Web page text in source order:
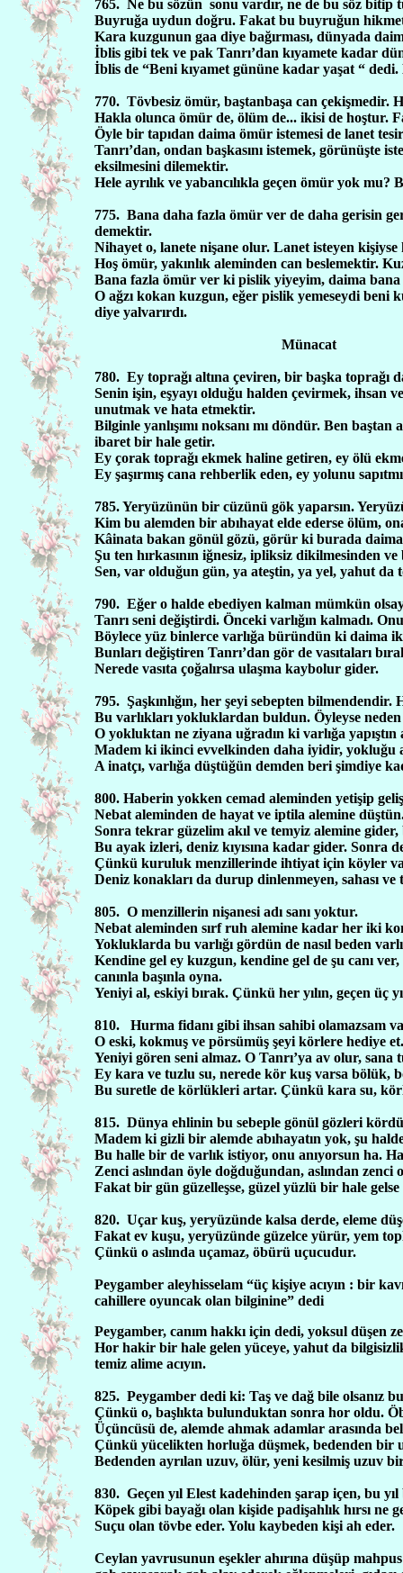
765. Ne bu sözün sonu vardır, ne de bu söz
Buyruğa uydun doğru. Fakat bu buyruğun
Kara kuzgunun gaa diye bağırması, dünyada
İblis gibi tek ve pak Tanrı’dan kıyamete kadar
İblis de “Beni kıyamet gününe kadar yaşat “
770. Tövbesiz ömür, baştanbaşa can çekişmedir.
Hakla olunca ömür de, ölüm de... ikisi de hoştur.
Öyle bir tapıdan daima ömür istemesi de lanet
Tanrı’dan, ondan başkasını istemek, görünüşte
eksilmesini dilemektir.
Hele ayrılık ve yabancılıkla geçen ömür yok
775. Bana daha fazla ömür ver de daha gerisin
demektir.
Nihayet o, lanete nişane olur. Lanet isteyen
Hoş ömür, yakınlık aleminden can beslemektir.
Bana fazla ömür ver ki pislik yiyeyim, daima
O ağzı kokan kuzgun, eğer pislik yemeseydi
diye yalvarırdı.
Münacat
780. Ey toprağı altına çeviren, bir başka toprağı
Senin işin, eşyayı olduğu halden çevirmek, ihsan
unutmak ve hata etmektir.
Bilginle yanlışımı noksanı mı döndür. Ben
ibaret bir hale getir.
Ey çorak toprağı ekmek haline getiren, ey ölü
Ey şaşırmış cana rehberlik eden, ey yolunu
785. Yeryüzünün bir cüzünü gök yaparsın.
Kim bu alemden bir abıhayat elde ederse ölüm,
Kâinata bakan gönül gözü, görür ki burada
Şu ten hırkasının iğnesiz, ipliksiz dikilmesinden
Sen, var olduğun gün, ya ateştin, ya yel, yahut da
790. Eğer o halde ebediyen kalman mümkün
Tanrı seni değiştirdi. Önceki varlığın kalmadı.
Böylece yüz binlerce varlığa büründün ki daima
Bunları değiştiren Tanrı’dan gör de vasıtaları
Nerede vasıta çoğalırsa ulaşma kaybolur gider.
795. Şaşkınlığın, her şeyi sebepten
Bu varlıkları yokluklardan buldun. Öyleyse
O yokluktan ne ziyana uğradın ki varlığa yapıştın
Madem ki ikinci evvelkinden daha iyidir, yokluğu
A inatçı, varlığa düştüğün demden beri şimdiye
800. Haberin yokken cemad aleminden yetişip
Nebat aleminden de hayat ve iptila alemine
Sonra tekrar güzelim akıl ve temyiz alemine
Bu ayak izleri, deniz kıyısına kadar gider. Sonra
Çünkü kuruluk menzillerinde ihtiyat için köyler
Deniz konakları da durup dinlenmeyen, sahası
805. O menzillerin nişanesi adı sanı yoktur.
Nebat aleminden sırf ruh alemine kadar her iki
Yokluklarda bu varlığı gördün de nasıl beden
Kendine gel ey kuzgun, kendine gel de şu canı
canınla başınla oyna.
Yeniyi al, eskiyi bırak. Çünkü her yılın, geçen üç
810.
Hurma fidanı gibi ihsan sahibi olamazsam
O eski, kokmuş ve pörsümüş şeyi körlere hediye et.
Yeniyi gören seni almaz. O Tanrı’ya av olur, sana
Ey kara ve tuzlu su, nerede kör kuş varsa bölük,
Bu suretle de körlükleri artar. Çünkü kara su,
815. Dünya ehlinin bu sebeple gönül gözleri
Madem ki gizli bir alemde abıhayatın yok, şu
Bu halle bir de varlık istiyor, onu anıyorsun ha.
Zenci aslından öyle doğduğundan, aslından
Fakat bir gün güzelleşse, güzel yüzlü bir hale
820. Uçar kuş, yeryüzünde kalsa derde, eleme
Fakat ev kuşu, yeryüzünde güzelce yürür, yem
Çünkü o aslında uçamaz, öbürü uçucudur.
Peygamber aleyhisselam “üç kişiye acıyın : bir
cahillere oyuncak olan bilginine” dedi
Peygamber, canım hakkı için dedi, yoksul düşen
Hor hakir bir hale gelen yüceye, yahut da
temiz alime acıyın.
825. Peygamber dedi ki: Taş ve dağ bile olsanız
Çünkü o, başlıkta bulunduktan sonra hor oldu.
Üçüncüsü de, alemde ahmak adamlar arasında
Çünkü yücelikten horluğa düşmek, bedenden bir
Bedenden ayrılan uzuv, ölür, yeni kesilmiş uzuv
830. Geçen yıl Elest kadehinden şarap içen, bu yıl
Köpek gibi bayağı olan kişide padişahlık hırsı ne
Suçu olan tövbe eder. Yolu kaybeden kişi ah eder.
Ceylan yavrusunun eşekler ahırına düşüp